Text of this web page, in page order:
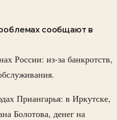
сообщают в
России: из-за банкротств,
Приангарья: в Иркутске,
Болотова, денег на